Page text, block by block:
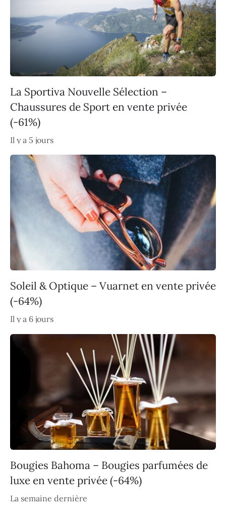
La Sportiva Nouvelle Sélection –
Chaussures de Sport en vente privée
(-61%)
Il y a 5 jours
Soleil & Optique – Vuarnet en vente privée
(-64%)
Il y a 6 jours
Bougies Bahoma – Bougies parfumées de
luxe en vente privée (-64%)
La semaine dernière